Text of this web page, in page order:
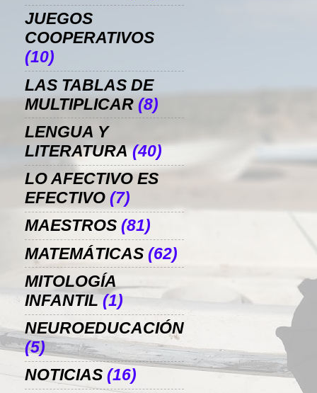
JUEGOS
COOPERATIVOS
(10)
LAS TABLAS DE
MULTIPLICAR (8)
LENGUA Y
LITERATURA (40)
LO AFECTIVO ES
EFECTIVO (7)
MAESTROS (81)
MATEMÁTICAS (62)
MITOLOGÍA
INFANTIL (1)
NEUROEDUCACIÓN
(5)
NOTICIAS (16)